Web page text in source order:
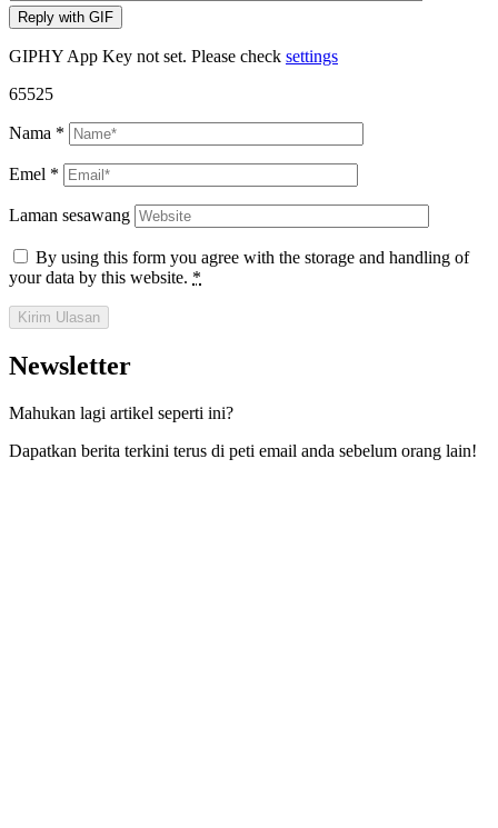
Reply with GIF
GIPHY App Key not set. Please check settings
65525
Nama *
Emel *
Laman sesawang
By using this form you agree with the storage and handling of
your data by this website. *
Kirim Ulasan
Newsletter
Mahukan lagi artikel seperti ini?
Dapatkan berita terkini terus di peti email anda sebelum orang lain!